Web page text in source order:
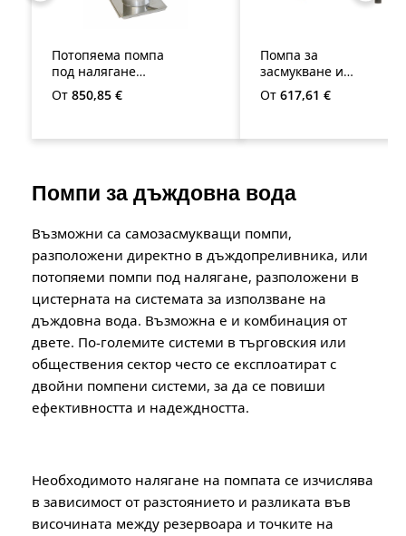
Потопяема помпа
под налягане
Multigo
Редовна цена:
От 850,85 €
Помпа за
засмукване и
налягане
AspriPlus
Редовна цена:
От 617,61 €
Помпи за дъждовна вода
Възможни са самозасмукващи помпи,
разположени директно в дъждопреливника, или
потопяеми помпи под налягане, разположени в
цистерната на системата за използване на
дъждовна вода. Възможна е и комбинация от
двете. По-големите системи в търговския или
обществения сектор често се експлоатират с
двойни помпени системи, за да се повиши
ефективността и надеждността.
Необходимото налягане на помпата се изчислява
в зависимост от разстоянието и разликата във
височината между резервоара и точките на